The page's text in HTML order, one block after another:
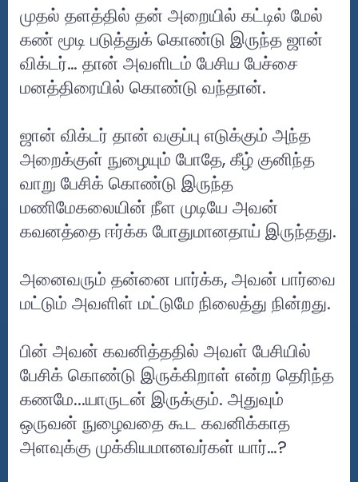
முதல் தளத்தில் தன் அறையில் கட்டில் மேல்
கண் மூடி படுத்துக் கொண்டு இருந்த ஜான்
விக்டர்… தான் அவளிடம் பேசிய பேச்சை
மனத்திரையில் கொண்டு வந்தான்.
ஜான் விக்டர் தான் வகுப்பு எடுக்கும் அந்த
அறைக்குள் நுழையும் போதே, கீழ் குனிந்த
வாறு பேசிக் கொண்டு இருந்த
மணிமேகலையின் நீள முடியே அவன்
கவனத்தை ஈர்க்க போதுமானதாய் இருந்தது.
அனைவரும் தன்னை பார்க்க, அவன் பார்வை
மட்டும் அவளிள் மட்டுமே நிலைத்து நின்றது.
பின் அவன் கவனித்ததில் அவள் பேசியில்
பேசிக் கொண்டு இருக்கிறாள் என்ற தெரிந்த
கணமே...யாருடன் இருக்கும். அதுவும்
ஒருவன் நுழைவதை கூட கவனிக்காத
அளவுக்கு முக்கியமானவர்கள் யார்…?